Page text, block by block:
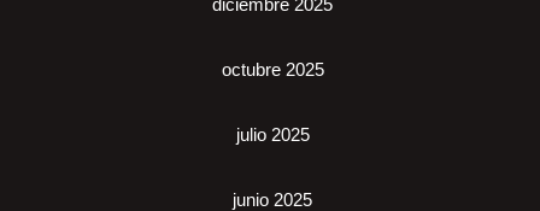
diciembre 2025
octubre 2025
julio 2025
junio 2025